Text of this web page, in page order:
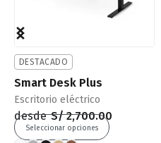
DESTACADO
Smart Desk Plus
Escritorio eléctrico
desde S/2,700.00
Seleccionar opciones